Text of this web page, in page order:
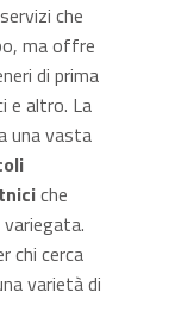
che
ma offre
di prima
e altro. La
una vasta
che
chi cerca
varietà di